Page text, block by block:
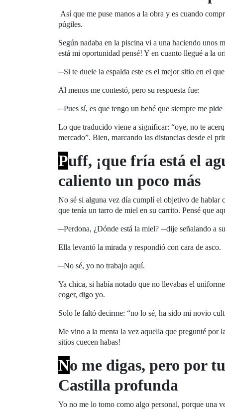
Así que me puse manos a la obra y es cuando
púgiles.
Según nadaba en la piscina vi a una haciendo unos
está mi oportunidad pensé! Y en cuanto llegué a la
─Si te duele la espalda este es el mejor sitio en el que
Al menos me contestó, pero su respuesta fue:
─Pues sí, es que tengo un bebé que siempre me pide
Lo que traducido viene a significar: “oye, no te
mercado”. Bien, marcando las distancias desde el
Puff, ¡que fría está el
caliento un poco más
No sé si alguna vez día cumplí el objetivo de hablar
que tenía un tarro de miel en su carrito. Pensé que
─Perdona, ¿Dónde está la miel? ─dije señalando a
Ella levantó la mirada y respondió con cara de asco.
─No sé, yo no trabajo aquí.
Ya chica, si había notado que no llevabas el
coger, digo yo.
Solo le faltó decirme: “no lo sé, ha sido mi novio
Me vino a la menta la vez aquella que pregunté por
sitios cuecen habas!
No me digas, pero por
Castilla profunda
Yo no me lo tomo como algo personal, porque una